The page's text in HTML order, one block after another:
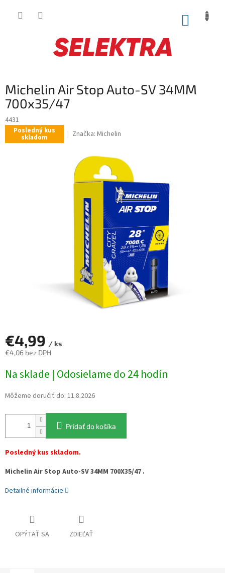
Michelin Air Stop Auto-SV 34MM
700x35/47
4431
Posledný kus
skladom Značka: Michelin
€4,99 / ks
€4,06 bez DPH
cena:
Na sklade | Odosielame do 24 hodín
Môžeme doručiť do: 11.8.2026
Pridať do košíka
Posledný kus skladom.
Michelin Air Stop Auto-SV 34MM 700X35/47 .
Detailné informácie
OPÝTAŤ SA ZDIEĽAŤ